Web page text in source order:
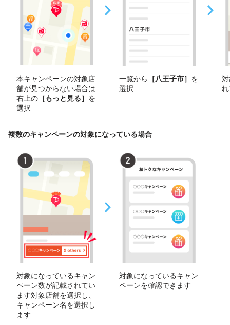
本キャンペーンの対象店
舗が見つからない場合は
右上の ［もっと見る］ を
選択
一覧から ［八王子市］ を
選択
複数のキャンペーンの対象になっている場合
対象になっているキャン
ペーン数が記載されてい
ます対象店舗を選択し、
キャンペーン名を選択し
ます
対象になっているキャン
ペーンを確認できます